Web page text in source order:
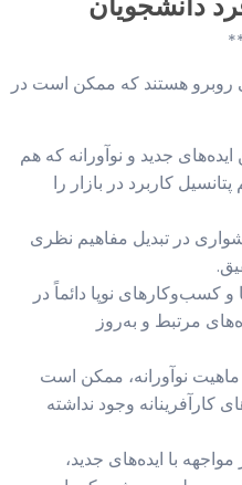
روبرو هستند که ممکن است در
جدید و نوآورانه که هم
کاربرد در بازار را
در تبدیل مفاهیم نظری
و کسب‌وکارهای نوپا دائماً در
مرتبط و به‌روز
نوآورانه، ممکن است
کارآفرینانه وجود نداشته
با ایده‌های جدید،